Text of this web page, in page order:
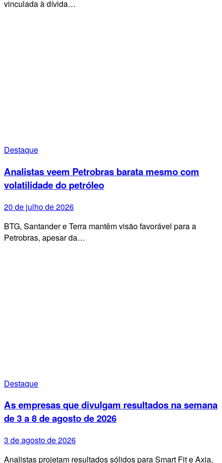
vinculada à dívida…
Destaque
Analistas veem Petrobras barata mesmo com
volatilidade do petróleo
20 de julho de 2026
BTG, Santander e Terra mantêm visão favorável para a
Petrobras, apesar da…
Destaque
As empresas que divulgam resultados na semana
de 3 a 8 de agosto de 2026
3 de agosto de 2026
Analistas projetam resultados sólidos para Smart Fit e Axia,